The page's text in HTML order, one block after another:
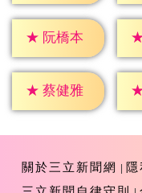
★ 阮橋本
★ 蔡健雅
關於三立新聞網